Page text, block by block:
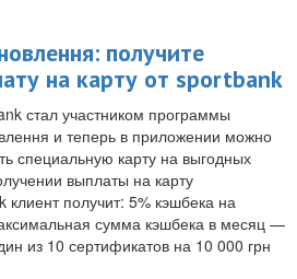
получите
на карту от sportbank
стал участником программы
и теперь в приложении можно
специальную карту на выгодных
выплаты на карту
клиент получит: 5% кэшбека на
сумма кэшбека в месяц —
из 10 сертификатов на 10 000 грн